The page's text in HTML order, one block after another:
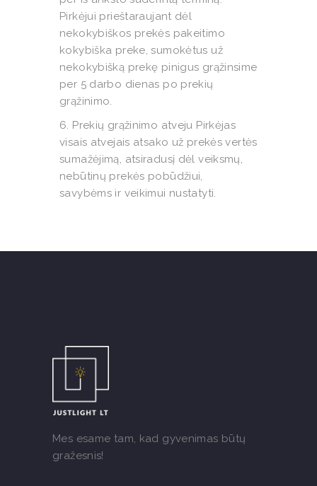
Pirkėjui prieštaraujant dėl
nekokybiškos prekės pakeitimo
kokybiška preke, sumokėtus už
nekokybišką prekę pinigus grąžinsime
per 5 darbo dienas po prekių
grąžinimo.
6. Prekių grąžinimo atveju Pirkėjas
visais atvejais atsako už prekės vertės
sumažėjimą, atsiradusį dėl veiksmų,
nebūtinų prekės pobūdžiui,
savybėms ir veikimui nustatyti.
Mes esame tam, kad gyvenimas būtų
gražesnis!